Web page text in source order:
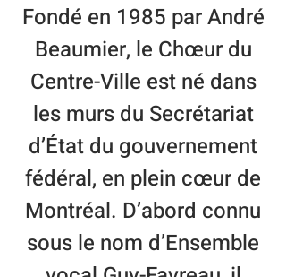
Fondé en 1985 par André
Beaumier, le Chœur du
Centre-Ville est né dans
les murs du Secrétariat
d’État du gouvernement
fédéral, en plein cœur de
Montréal. D’abord connu
sous le nom d’Ensemble